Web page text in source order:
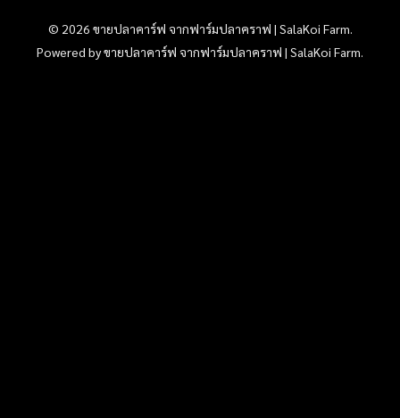
© 2026 ขายปลาคาร์ฟ จากฟาร์มปลาคราฟ | SalaKoi Farm.
Powered by ขายปลาคาร์ฟ จากฟาร์มปลาคราฟ | SalaKoi Farm.